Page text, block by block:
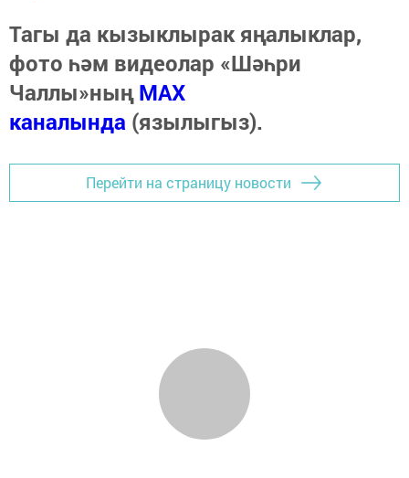
Тагы да кызыклырак яңалыклар,
фото һәм видеолар «Шәһри
Чаллы»ныңMAX
каналында (язылыгыз).
Перейти на страницу новости